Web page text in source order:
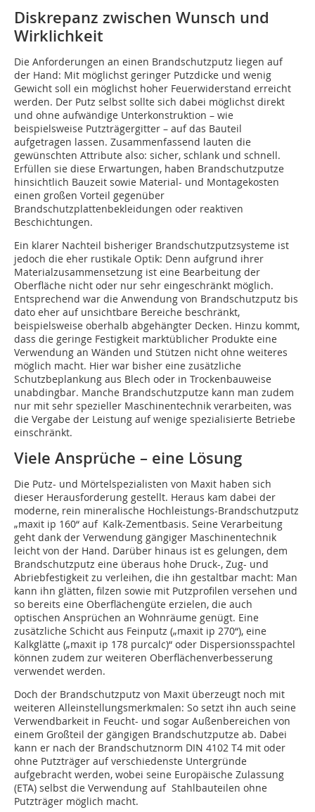
Diskrepanz zwischen Wunsch und
Wirklichkeit
Die Anforderungen an einen Brandschutzputz liegen auf
der Hand: Mit möglichst geringer Putzdicke und wenig
Gewicht soll ein möglichst hoher Feuerwiderstand erreicht
werden. Der Putz selbst sollte sich dabei möglichst direkt
und ohne aufwändige Unterkonstruktion – wie
beispielsweise Putzträgergitter – auf das Bauteil
aufgetragen lassen. Zusammenfassend lauten die
gewünschten Attribute also: sicher, schlank und schnell.
Erfüllen sie diese Erwartungen, haben Brandschutzputze
hinsichtlich Bauzeit sowie Material- und Montagekosten
einen großen Vorteil gegenüber
Brandschutzplattenbekleidungen oder reaktiven
Beschichtungen.
Ein klarer Nachteil bisheriger Brandschutzputzsysteme ist
jedoch die eher rustikale Optik: Denn aufgrund ihrer
Materialzusammensetzung ist eine Bearbeitung der
Oberfläche nicht oder nur sehr eingeschränkt möglich.
Entsprechend war die Anwendung von Brandschutzputz bis
dato eher auf unsichtbare Bereiche beschränkt,
beispielsweise oberhalb abgehängter Decken. Hinzu kommt,
dass die geringe Festigkeit marktüblicher Produkte eine
Verwendung an Wänden und Stützen nicht ohne weiteres
möglich macht. Hier war bisher eine zusätzliche
Schutzbeplankung aus Blech oder in Trockenbauweise
unabdingbar. Manche Brandschutzputz­e kann man zudem
nur mit sehr spezieller Maschinentechnik verarbeiten, was
die Vergabe der Leistung auf wenige spezialisierte Betriebe
einschränkt.
Viele Ansprüche – eine Lösung
Die Putz- und Mörtelspezialisten von Maxit haben sich
dieser Herausforderung gestellt. Heraus kam dabei der
moderne, rein mineralische Hochleistungs-Brandschutzputz
„maxit ip 160“ auf Kalk-Zementbasis. Seine Verarbeitung
geht dank der Verwendung gängiger Maschinentechnik
leicht von der Hand. Darüber hinaus ist es gelungen, dem
Brandschutzputz eine überaus hohe Druck-, Zug- und
Abriebfestigkeit zu verleihen, die ihn gestaltbar macht: Man
kann ihn glätten, filzen sowie mit Putzprofilen versehen und
so bereits eine Oberflächengüte erzielen, die auch
optischen Ansprüchen an Wohnräume genügt. Eine
zusätzliche Schicht aus Feinputz („maxit ip 270“), eine
Kalkglätte („maxit ip 178 purcalc)“ oder Dispersionsspachtel
können zudem zur weiteren Oberflächenverbesserung
verwendet werden.
Doch der Brandschutzputz von Maxit überzeugt noch mit
weiteren Alleinstellungsmerkmalen: So setzt ihn auch seine
Verwendbarkeit in Feucht- und sogar Außenbereichen von
einem Großteil der gängigen Brandschutzputze ab. Dabei
kann er nach der Brandschutznorm DIN 4102 T4 mit oder
ohne Putzträger auf verschiedenste Untergründe
aufgebracht werden, wobei seine Europäische Zulassung
(ETA) selbst die Verwendung auf Stahlbauteilen ohne
Putzträger möglich macht.